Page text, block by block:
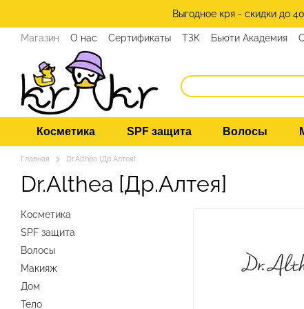
Выгодное кря - скидки до
Магазин О нас Сертификаты ТЗК Бьюти Академия
Программа лояльности
Косметика SPF защита Волосы
Главная Dr.Althea [Др.Алтея]
Dr.Althea [Др.Алтея]
Косметика
SPF защита
Волосы
Макияж
Дом
Тело